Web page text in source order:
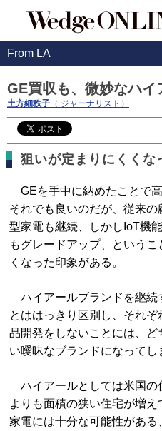
From LA
GE買収も、微妙なハイ
土方細秩子 （ ジャーナリスト）
狙いが定まりにくくな
GEを手中に納めたことで
それでも良いのだが、従来
型家電も継続、しかしIoT機
もグレードアップ、というこ
くなった印象がある。
ハイアールブランドを継続
とははっきり区別し、それ
品開発をしないことには、
い曖昧なブランドになってし
ハイアールとしては米国の
よりも面積の狭い住宅が増
家電には十分な可能性があ